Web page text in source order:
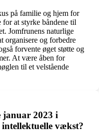
på familie og hjem for
at styrke båndene til
Jomfrunens naturlige
organisere og forbedre
forvente øget støtte og
At være åben for
til et velstående
2023 i
vækst?